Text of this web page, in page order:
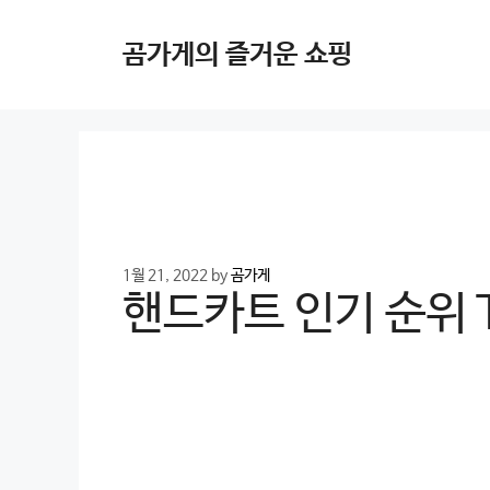
곰가게의 즐거운 쇼핑
1월 21, 2022 by곰가게
핸드카트 인기 순